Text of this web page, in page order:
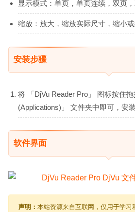
显示模式：单页，单页连续，双页
缩放：放大，缩放实际尺寸，缩小
安装步骤
将 「DjVu Reader Pro」 图标按住
(Applications)」 文件夹中即可，安
软件界面
声明： 本站资源来自互联网，仅用于学习